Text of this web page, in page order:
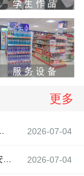
更多
2026-07-04
2026-07-04